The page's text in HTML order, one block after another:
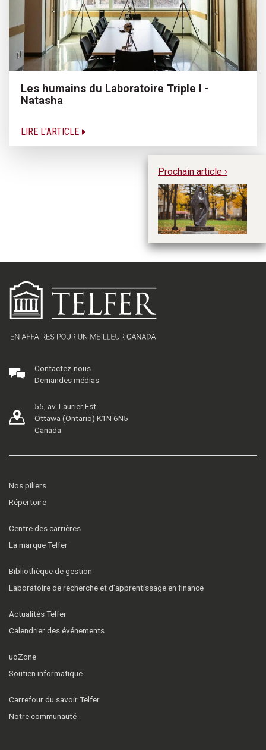
Les humains du Laboratoire Triple I -
Natasha
LIRE L'ARTICLE
Prochain article ›
Contactez-nous
Demandes médias
55, av. Laurier Est
Ottawa (Ontario) K1N 6N5
Canada
Nos piliers
Répertoire
Centre des carrières
La marque Telfer
Bibliothèque de gestion
Laboratoire de recherche et d’apprentissage en finance
Actualités Telfer
Calendrier des événements
uoZone
Soutien informatique
Carrefour du savoir Telfer
Notre communauté